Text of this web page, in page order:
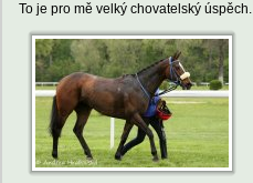
To je pro mě velký chovatelský úspěch.